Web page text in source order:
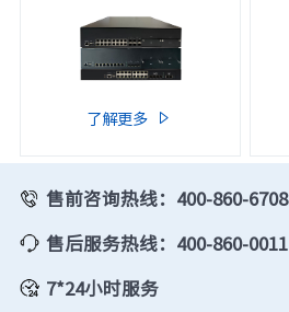
了解更多 
售前咨询热线：400-860-6708
售后服务热线：400-860-0011
7*24小时服务